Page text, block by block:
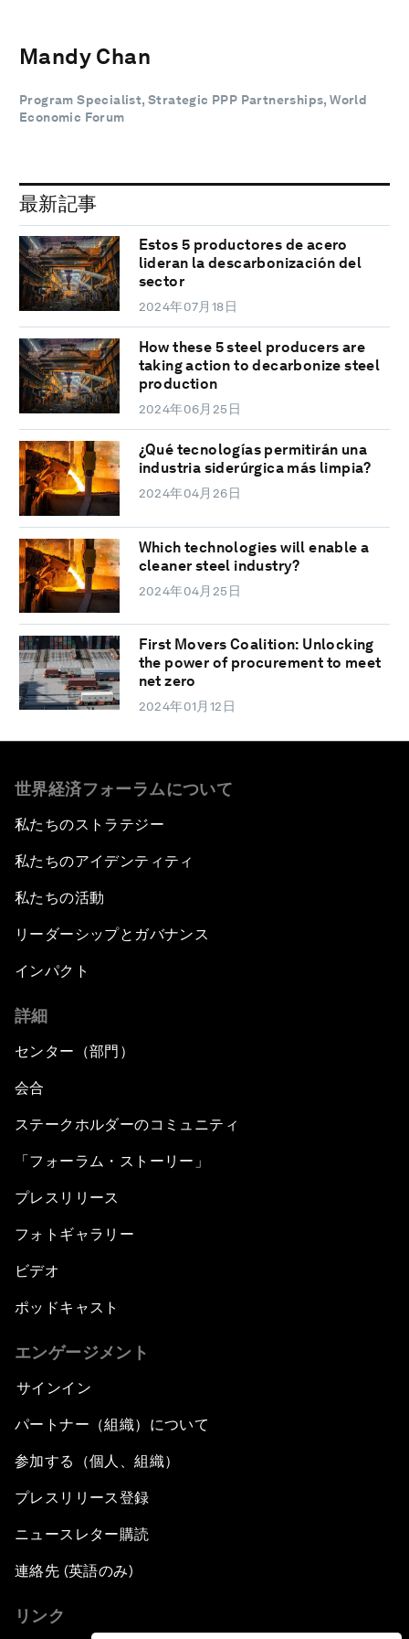
Mandy Chan
Program Specialist, Strategic PPP Partnerships, World
Economic Forum
最新記事
Estos 5 productores de acero
lideran la descarbonización del
sector
2024年07月18日
How these 5 steel producers are
taking action to decarbonize steel
production
2024年06月25日
¿Qué tecnologías permitirán una
industria siderúrgica más limpia?
2024年04月26日
Which technologies will enable a
cleaner steel industry?
2024年04月25日
First Movers Coalition: Unlocking
the power of procurement to meet
net zero
2024年01月12日
世界経済フォーラムについて
私たちのストラテジー
私たちのアイデンティティ
私たちの活動
リーダーシップとガバナンス
インパクト
詳細
センター（部門）
会合
ステークホルダーのコミュニティ
「フォーラム・ストーリー」
プレスリリース
フォトギャラリー
ビデオ
ポッドキャスト
エンゲージメント
サインイン
パートナー（組織）について
参加する（個人、組織）
プレスリリース登録
ニュースレター購読
連絡先 (英語のみ)
リンク